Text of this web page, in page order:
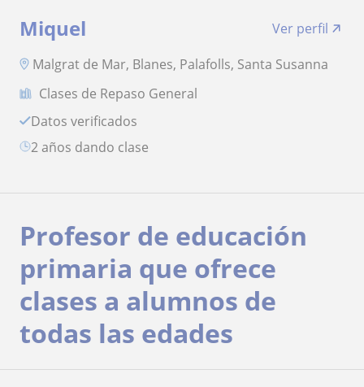
Miquel
Ver perfil
Malgrat de Mar, Blanes, Palafolls, Santa Susanna
Clases de Repaso General
Datos verificados
2 años dando clase
Profesor de educación
primaria que ofrece
clases a alumnos de
todas las edades